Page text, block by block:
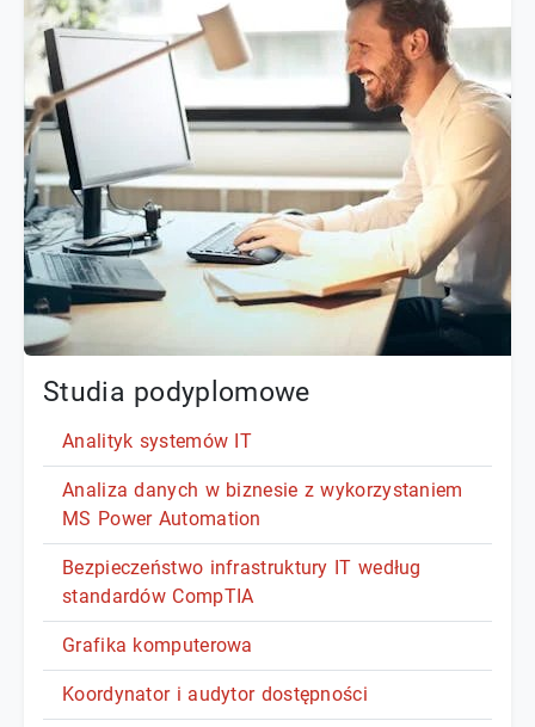
Studia podyplomowe
Analityk systemów IT
Analiza danych w biznesie z wykorzystaniem
MS Power Automation
Bezpieczeństwo infrastruktury IT według
standardów CompTIA
Grafika komputerowa
Koordynator i audytor dostępności